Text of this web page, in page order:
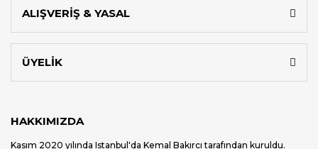
ALIŞVERİŞ & YASAL
ÜYELİK
HAKKIMIZDA
Kasım 2020 yılında Istanbul'da Kemal Bakırcı tarafından kuruldu.